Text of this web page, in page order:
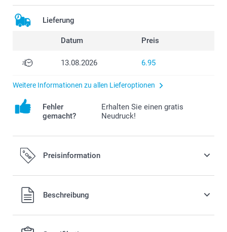
Lieferung
Datum Preis
13.08.2026 6.95
Weitere Informationen zu allen Lieferoptionen
Fehler
gemacht?
Erhalten Sie einen gratis
Neudruck!
Preisinformation
Alle Preise verstehen sich in Schweizer Franken (CHF) inkl.
MwSt. und zzgl. Versandkosten.
Beschreibung